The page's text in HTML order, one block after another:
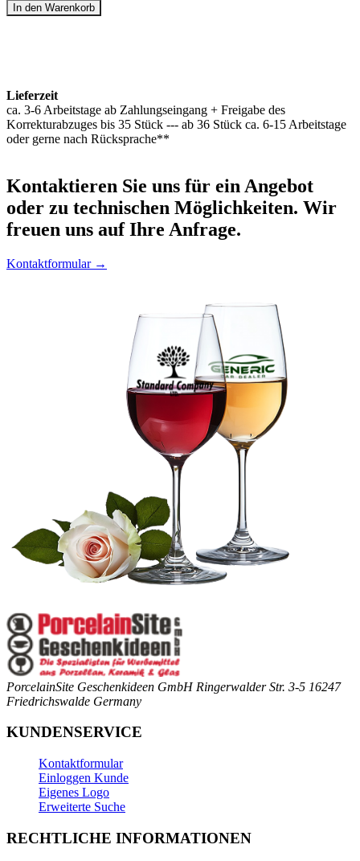
In den Warenkorb
Lieferzeit
ca. 3-6 Arbeitstage ab Zahlungseingang + Freigabe des
Korrekturabzuges bis 35 Stück --- ab 36 Stück ca. 6-15 Arbeitstage
oder gerne nach Rücksprache**
Kontaktieren Sie uns für ein Angebot
oder zu technischen Möglichkeiten. Wir
freuen uns auf Ihre Anfrage.
Kontaktformular →
PorcelainSite Geschenkideen GmbH Ringerwalder Str. 3-5 16247
Friedrichswalde Germany
KUNDENSERVICE
Kontaktformular
Einloggen Kunde
Eigenes Logo
Erweiterte Suche
RECHTLICHE INFORMATIONEN